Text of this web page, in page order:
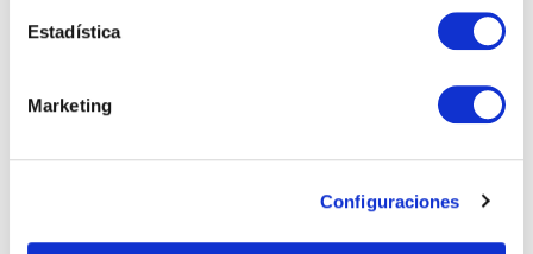
Estadística
Marketing
Configuraciones